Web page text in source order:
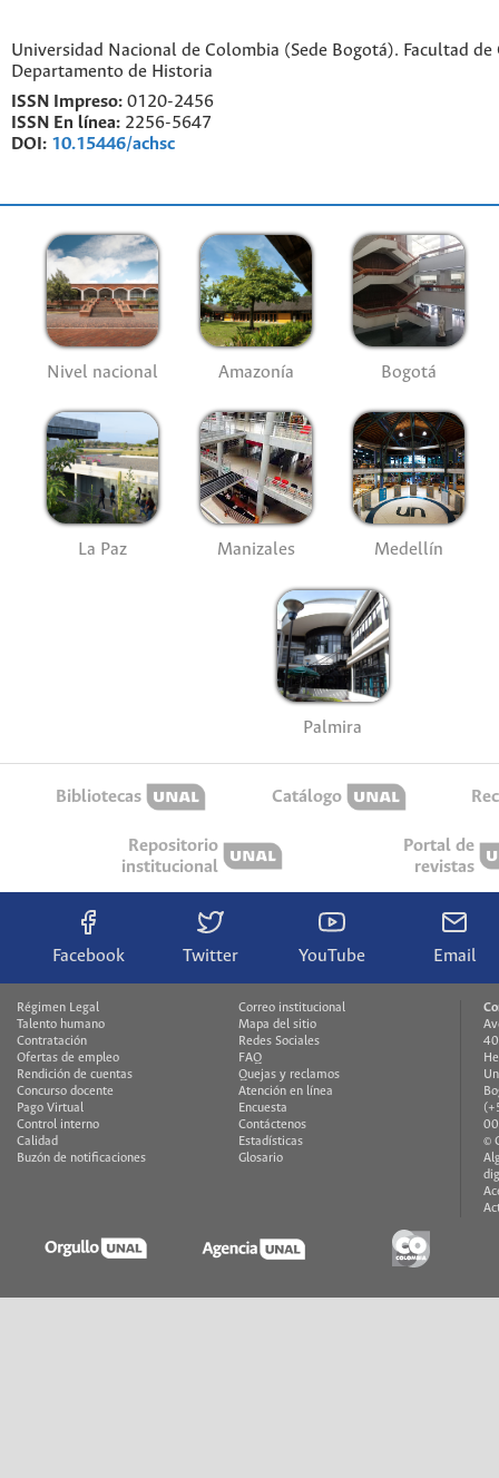
Universidad Nacional de Colombia (Sede Bogotá). Facultad de
Departamento de Historia
ISSN Impreso: 0120-2456
ISSN En línea: 2256-5647
DOI: 10.15446/achsc
Nivel nacional Amazonía Bogotá
La Paz Manizales Medellín
Palmira
Bibliotecas Catálogo
Repositorio
institucional
Portal de
revistas
Facebook Twitter YouTube Email
Régimen Legal
Talento humano
Contratación
Ofertas de empleo
Rendición de cuentas
Concurso docente
Pago Virtual
Control interno
Calidad
Buzón de notificaciones
Correo institucional
Mapa del sitio
Redes Sociales
FAQ
Quejas y reclamos
Atención en línea
Encuesta
Contáctenos
Estadísticas
Glosario
©